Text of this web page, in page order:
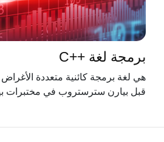
برمجة لغة ++C
هي لغة برمجة كائنية متعددة
قبل بيارن سترستروب في مختبرات بيل